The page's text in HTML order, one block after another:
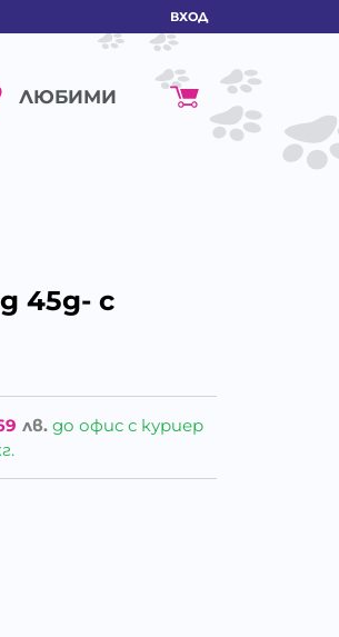
ВХОД
ЛЮБИМИ
45g- с
лв. до офис с куриер